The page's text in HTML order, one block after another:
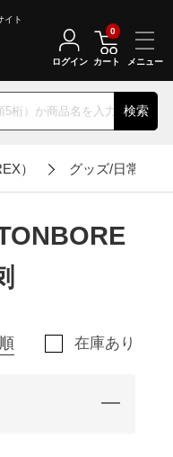
イト
検索
ログイン カート
0
） グッズ/日常アイ
在庫あり